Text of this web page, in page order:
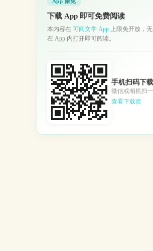
下载 App 即可免费阅读
本内容在 可阅文学 App 上限免开放，
在 App 内打开即可阅读。
手机扫码下载
微信或相机扫
查看下载页